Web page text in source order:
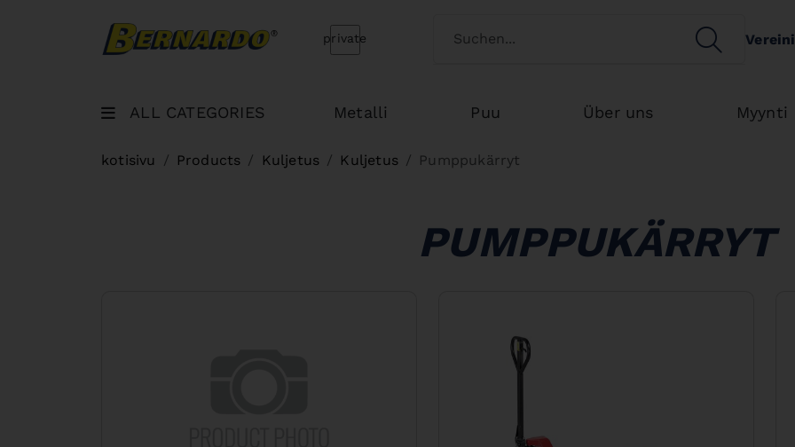
Bernardo Home Switch customertype
private SEARCH
ALL CATEGORIES Metalli Puu Über uns Myynti
kotisivu Products Kuljetus Kuljetus Pumppukärryt
PUMPPUKÄRRYT